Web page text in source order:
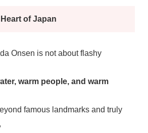
of Japan
Onsen is not about flashy
warm people, and warm
famous landmarks and truly